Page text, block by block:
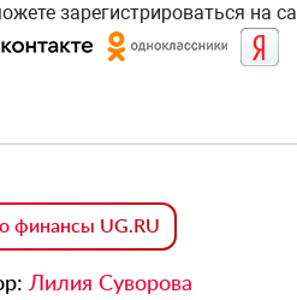
зарегистрироваться на
финансы UG.RU
Лилия Суворова